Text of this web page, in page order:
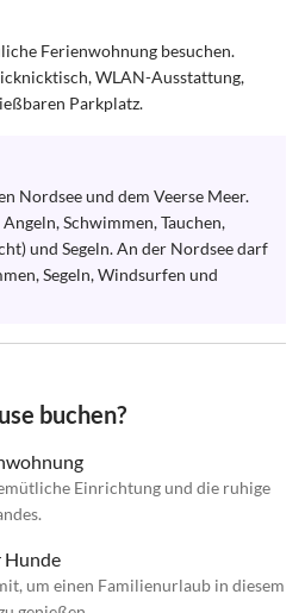
Ferienwohnung besuchen.
WLAN-Ausstattung,
Parkplatz.
Nordsee und dem Veerse Meer.
Schwimmen, Tauchen,
und Segeln. An der Nordsee darf
Segeln, Windsurfen und
buchen?
Einrichtung und die ruhige
Hunde
um einen Familienurlaub in diesem